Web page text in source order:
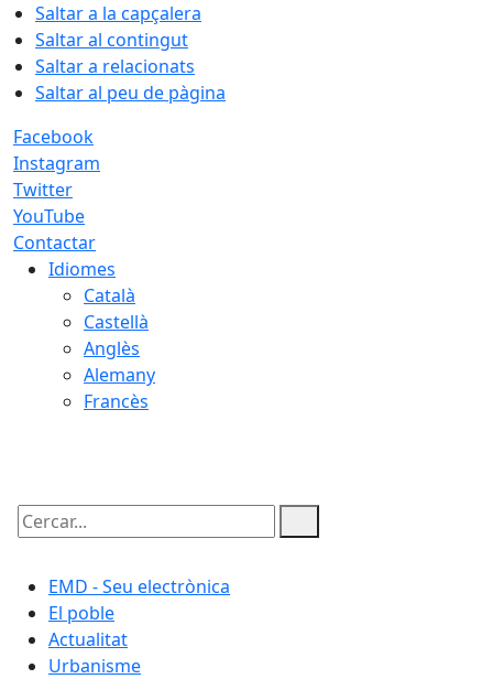
Saltar a la capçalera
Saltar al contingut
Saltar a relacionats
Saltar al peu de pàgina
Facebook
Instagram
Twitter
YouTube
Contactar
Idiomes
Català
Castellà
Anglès
Alemany
Francès
Cercar:
EMD - Seu electrònica
El poble
Actualitat
Urbanisme